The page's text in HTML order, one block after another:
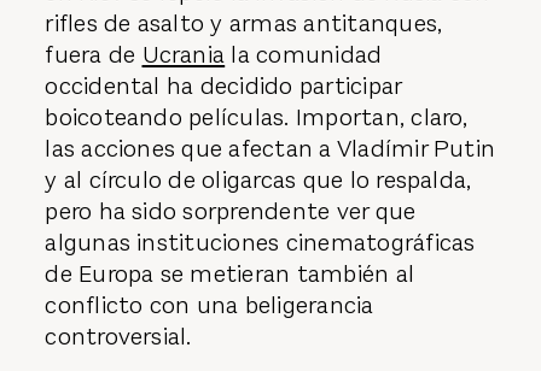
rifles de asalto y armas antitanques,
fuera de Ucrania la comunidad
occidental ha decidido participar
boicoteando películas. Importan, claro,
las acciones que afectan a Vladímir Putin
y al círculo de oligarcas que lo respalda,
pero ha sido sorprendente ver que
algunas instituciones cinematográficas
de Europa se metieran también al
conflicto con una beligerancia
controversial.